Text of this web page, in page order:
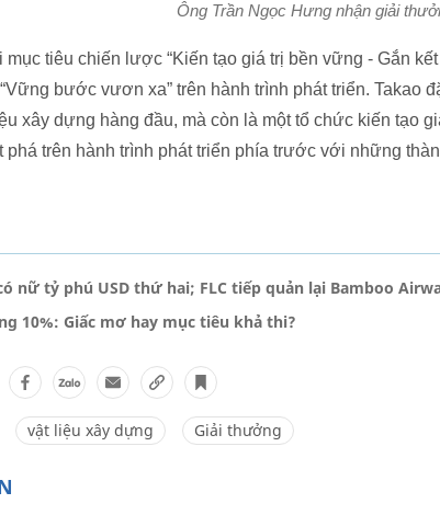
Ông Trần Ngọc Hưng nhận giải
mục tiêu chiến lược “Kiến tạo giá trị bền vững - Gắn
bước vươn xa” trên hành trình phát triển. Takao
xây dựng hàng đầu, mà còn là một tổ chức kiến tạo
phá trên hành trình phát triển phía trước với những
nữ tỷ phú USD thứ hai; FLC tiếp quản lại Bamboo
10%: Giấc mơ hay mục tiêu khả thi?
vật liệu xây dựng Giải thưởng